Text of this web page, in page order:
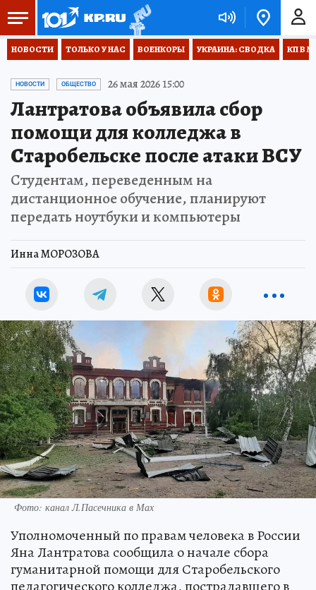
НОВОСТИ ТОЛЬКО У НАС ВОЕНКОРЫ УКРАИНА: СВОДКА КП В
НОВОСТИ ОБЩЕСТВО 26 мая 2026 15:00
Лантратова объявила сбор
помощи для колледжа в
Старобельске после атаки ВСУ
Студентам, переведенным на
дистанционное обучение, планируют
передать ноутбуки и компьютеры
Инна МОРОЗОВА
Фото: канал Л.Пасечника в Мах
Уполномоченный по правам человека в России
Яна Лантратова сообщила о начале сбора
гуманитарной помощи для Старобельского
педагогического колледжа, пострадавшего в